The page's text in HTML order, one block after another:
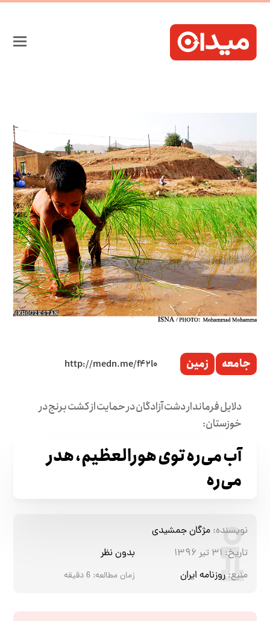
جامعه زمین
دلایل فرماندار دشت آزادگان در حمایت از کشت برنج در
خوزستان:
آب می‌ره توی هورالعظیم، هدر
می‌ره
نویسنده: مژگان جمشیدی
تاریخ: ۳۱ تیر ۱۳۹۶
بدون نظر
منبع: روزنامه ایران زمان مطالعه: 6دقیقه